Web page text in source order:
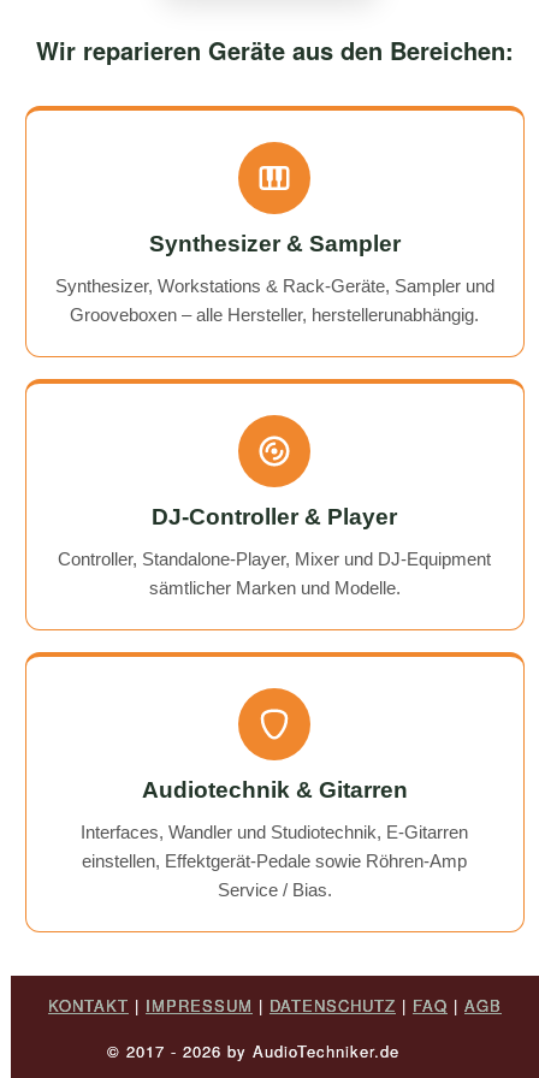
Wir reparieren Geräte aus den Bereichen:
Synthesizer & Sampler
Synthesizer, Workstations & Rack-Geräte, Sampler und
Grooveboxen – alle Hersteller, herstellerunabhängig.
DJ-Controller & Player
Controller, Standalone-Player, Mixer und DJ-Equipment
sämtlicher Marken und Modelle.
Audiotechnik & Gitarren
Interfaces, Wandler und Studiotechnik, E-Gitarren
einstellen, Effektgerät-Pedale sowie Röhren-Amp
Service / Bias.
KONTAKT | IMPRESSUM | DATENSCHUTZ | FAQ | AGB
© 2017 - 2026 by AudioTechniker.de